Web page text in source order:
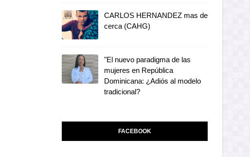
CARLOS HERNANDEZ mas de
cerca (CAHG)
"El nuevo paradigma de las
mujeres en República
Dominicana: ¿Adiós al modelo
tradicional?
FACEBOOK